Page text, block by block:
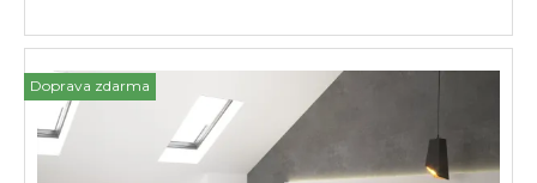
Doprava zdarma